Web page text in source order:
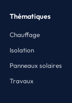
Thématiques
Chauffage
Isolation
Panneaux solaires
Travaux